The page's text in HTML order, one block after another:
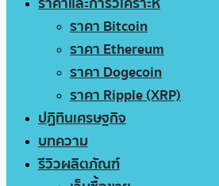
ราคา Bitcoin
ราคา Ethereum
ราคา Dogecoin
ราคา Ripple (XRP)
ปฏิทินเศรษฐกิจ
บทความ
รีวิวผลิตภัณฑ์